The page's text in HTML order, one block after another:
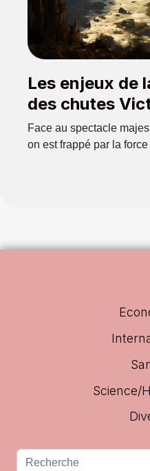
Les enjeux de
des chutes
Face au spectacle
on est frappé par la
Science/